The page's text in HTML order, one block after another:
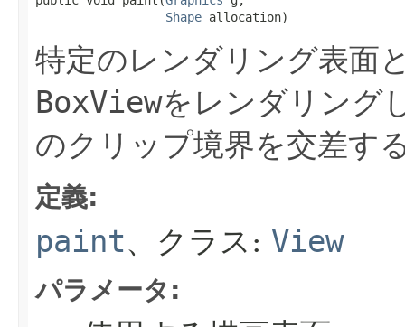
Shape allocation)
特定のレンダリング表面
BoxViewをレンダリング
のクリップ境界を交差す
定義:
paint、クラス: View
パラメータ: